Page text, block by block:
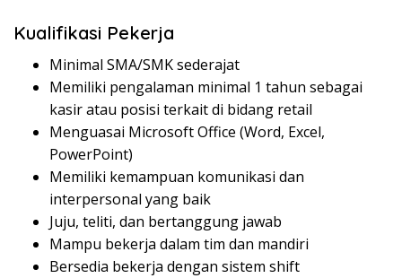
Kualifikasi Pekerja
Minimal SMA/SMK sederajat
Memiliki pengalaman minimal 1 tahun sebagai
kasir atau posisi terkait di bidang retail
Menguasai Microsoft Office (Word, Excel,
PowerPoint)
Memiliki kemampuan komunikasi dan
interpersonal yang baik
Juju, teliti, dan bertanggung jawab
Mampu bekerja dalam tim dan mandiri
Bersedia bekerja dengan sistem shift